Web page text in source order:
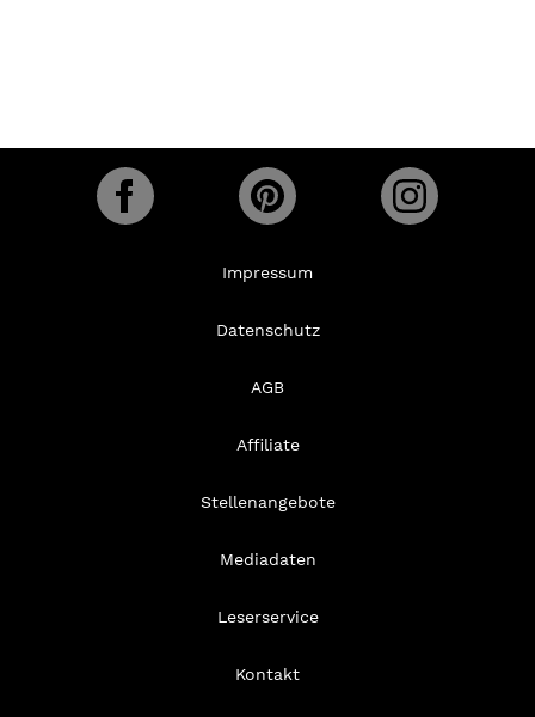
Impressum
Datenschutz
AGB
Affiliate
Stellenangebote
Mediadaten
Leserservice
Kontakt